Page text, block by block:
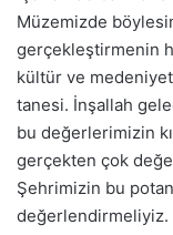
Müzemizde
gerçekleştirmenin
kültür ve
tanesi. İnşallah
bu değerlerimizin
gerçekten çok
Şehrimizin bu